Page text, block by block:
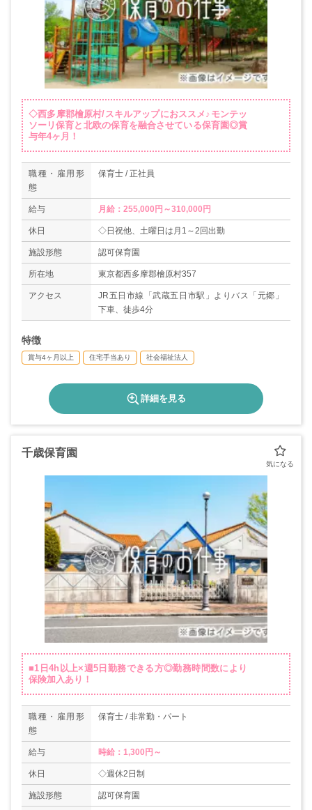
◇西多摩郡檜原村/スキルアップにおススメ♪モンテッ
ソーリ保育と北欧の保育を融合させている保育園◎賞
与年4ヶ月！
職種・雇用形
態
保育士 / 正社員
給与 月給：255,000円～310,000円
休日 ◇日祝他、土曜日は月1～2回出勤
施設形態 認可保育園
所在地 東京都西多摩郡檜原村357
アクセス
JR五日市線「武蔵五日市駅」よりバス「元郷」
下車、徒歩4分
特徴
賞与4ヶ月以上 住宅手当あり 社会福祉法人
詳細を見る
千歳保育園
■1日4h以上×週5日勤務できる方◎勤務時間数により
保険加入あり！
職種・雇用形
態
保育士 / 非常勤・パート
給与 時給：1,300円～
休日 ◇週休2日制
施設形態 認可保育園